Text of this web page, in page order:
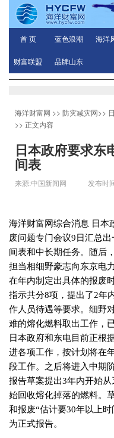
首 页 蓝色浪潮 海洋
财富联盟 品牌山东
海洋财富网 >> 防灾减灾网>>
>> 正文内容
日本政府要求东
间表
来源:中国新闻网 发布时间
海洋财富网综合消息 日本
废问题专门会议9 日汇总
间表和中长期任务。随后
担当相细野豪志向东京电
在年内制定出具体的报废时
指示共分8项，提出了2年
作人员待遇等要求。细野
难的熔化燃料取出工作，
日本政府和东电目前正根
进各项工作，按计划将在
段工作。之后将进入中期
报告草案提出3年内开始从
始回收熔化掉落的燃料。
和报废“估计要30年以上时
为正式报告。